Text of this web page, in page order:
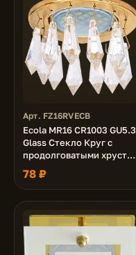
Арт. FZ16RVECB
Ecola MR16 CR1003 GU5.3
Glass Стекло Круг с
продолговатыми хруст.
на коротком подвесе
Прозрачный / Золото
84x76
78 ₽